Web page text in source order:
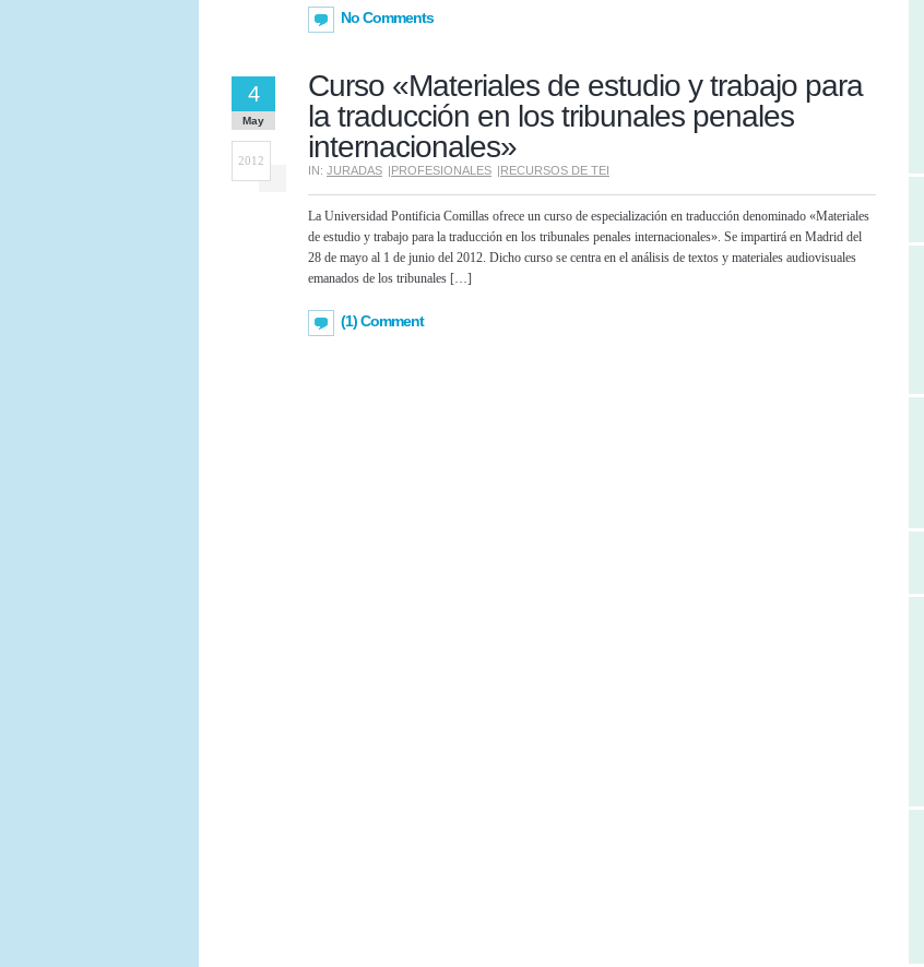
No Comments
Curso «Materiales de estudio y trabajo para
la traducción en los tribunales penales
internacionales»
IN: JURADAS |PROFESIONALES |RECURSOS DE TEI
4
May
2012
La Universidad Pontificia Comillas ofrece un curso de especialización en traducción denominado «Materiales
de estudio y trabajo para la traducción en los tribunales penales internacionales». Se impartirá en Madrid del
28 de mayo al 1 de junio del 2012. Dicho curso se centra en el análisis de textos y materiales audiovisuales
emanados de los tribunales […]
(1) Comment